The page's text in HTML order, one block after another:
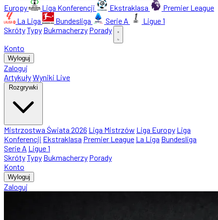
Europy
Liga Konferencji Ekstraklasa
Premier League
La Liga
Bundesliga Serie A
Ligue 1
SkrótyTypy Bukmacherzy Porady
Konto
Wyloguj
Zaloguj
ArtykułyWyniki Live
Rozgrywki
Mistrzostwa Świata 2026 Liga Mistrzów Liga Europy Liga
Konferencji Ekstraklasa Premier League La Liga Bundesliga
Serie A Ligue 1
SkrótyTypy Bukmacherzy Porady
Konto
Wyloguj
Zaloguj